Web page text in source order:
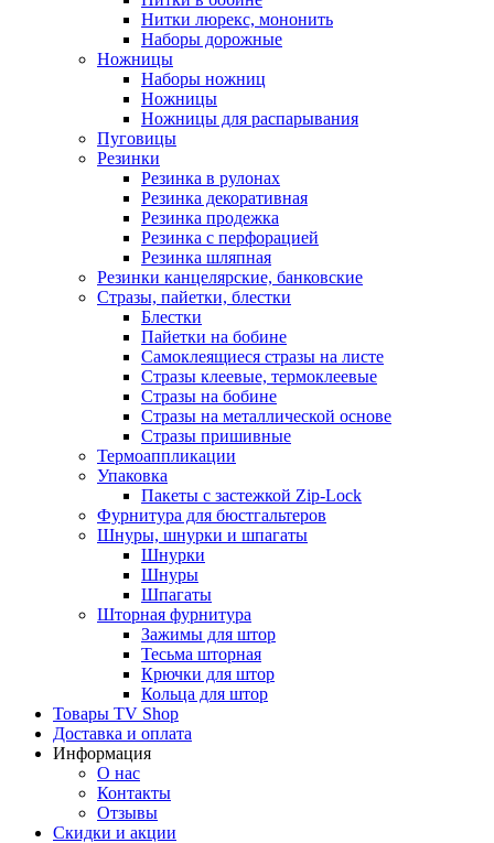
Нитки люрекс, мононить
Наборы дорожные
Ножницы
Наборы ножниц
Ножницы
Ножницы для распарывания
Пуговицы
Резинки
Резинка в рулонах
Резинка декоративная
Резинка продежка
Резинка с перфорацией
Резинка шляпная
Резинки канцелярские, банковские
Стразы, пайетки, блестки
Блестки
Пайетки на бобине
Самоклеящиеся стразы на листе
Стразы клеевые, термоклеевые
Стразы на бобине
Стразы на металлической основе
Стразы пришивные
Термоаппликации
Упаковка
Пакеты с застежкой Zip-Lock
Фурнитура для бюстгальтеров
Шнуры, шнурки и шпагаты
Шнурки
Шнуры
Шпагаты
Шторная фурнитура
Зажимы для штор
Тесьма шторная
Крючки для штор
Кольца для штор
Товары TV Shop
Доставка и оплата
Информация
О нас
Контакты
Отзывы
Скидки и акции